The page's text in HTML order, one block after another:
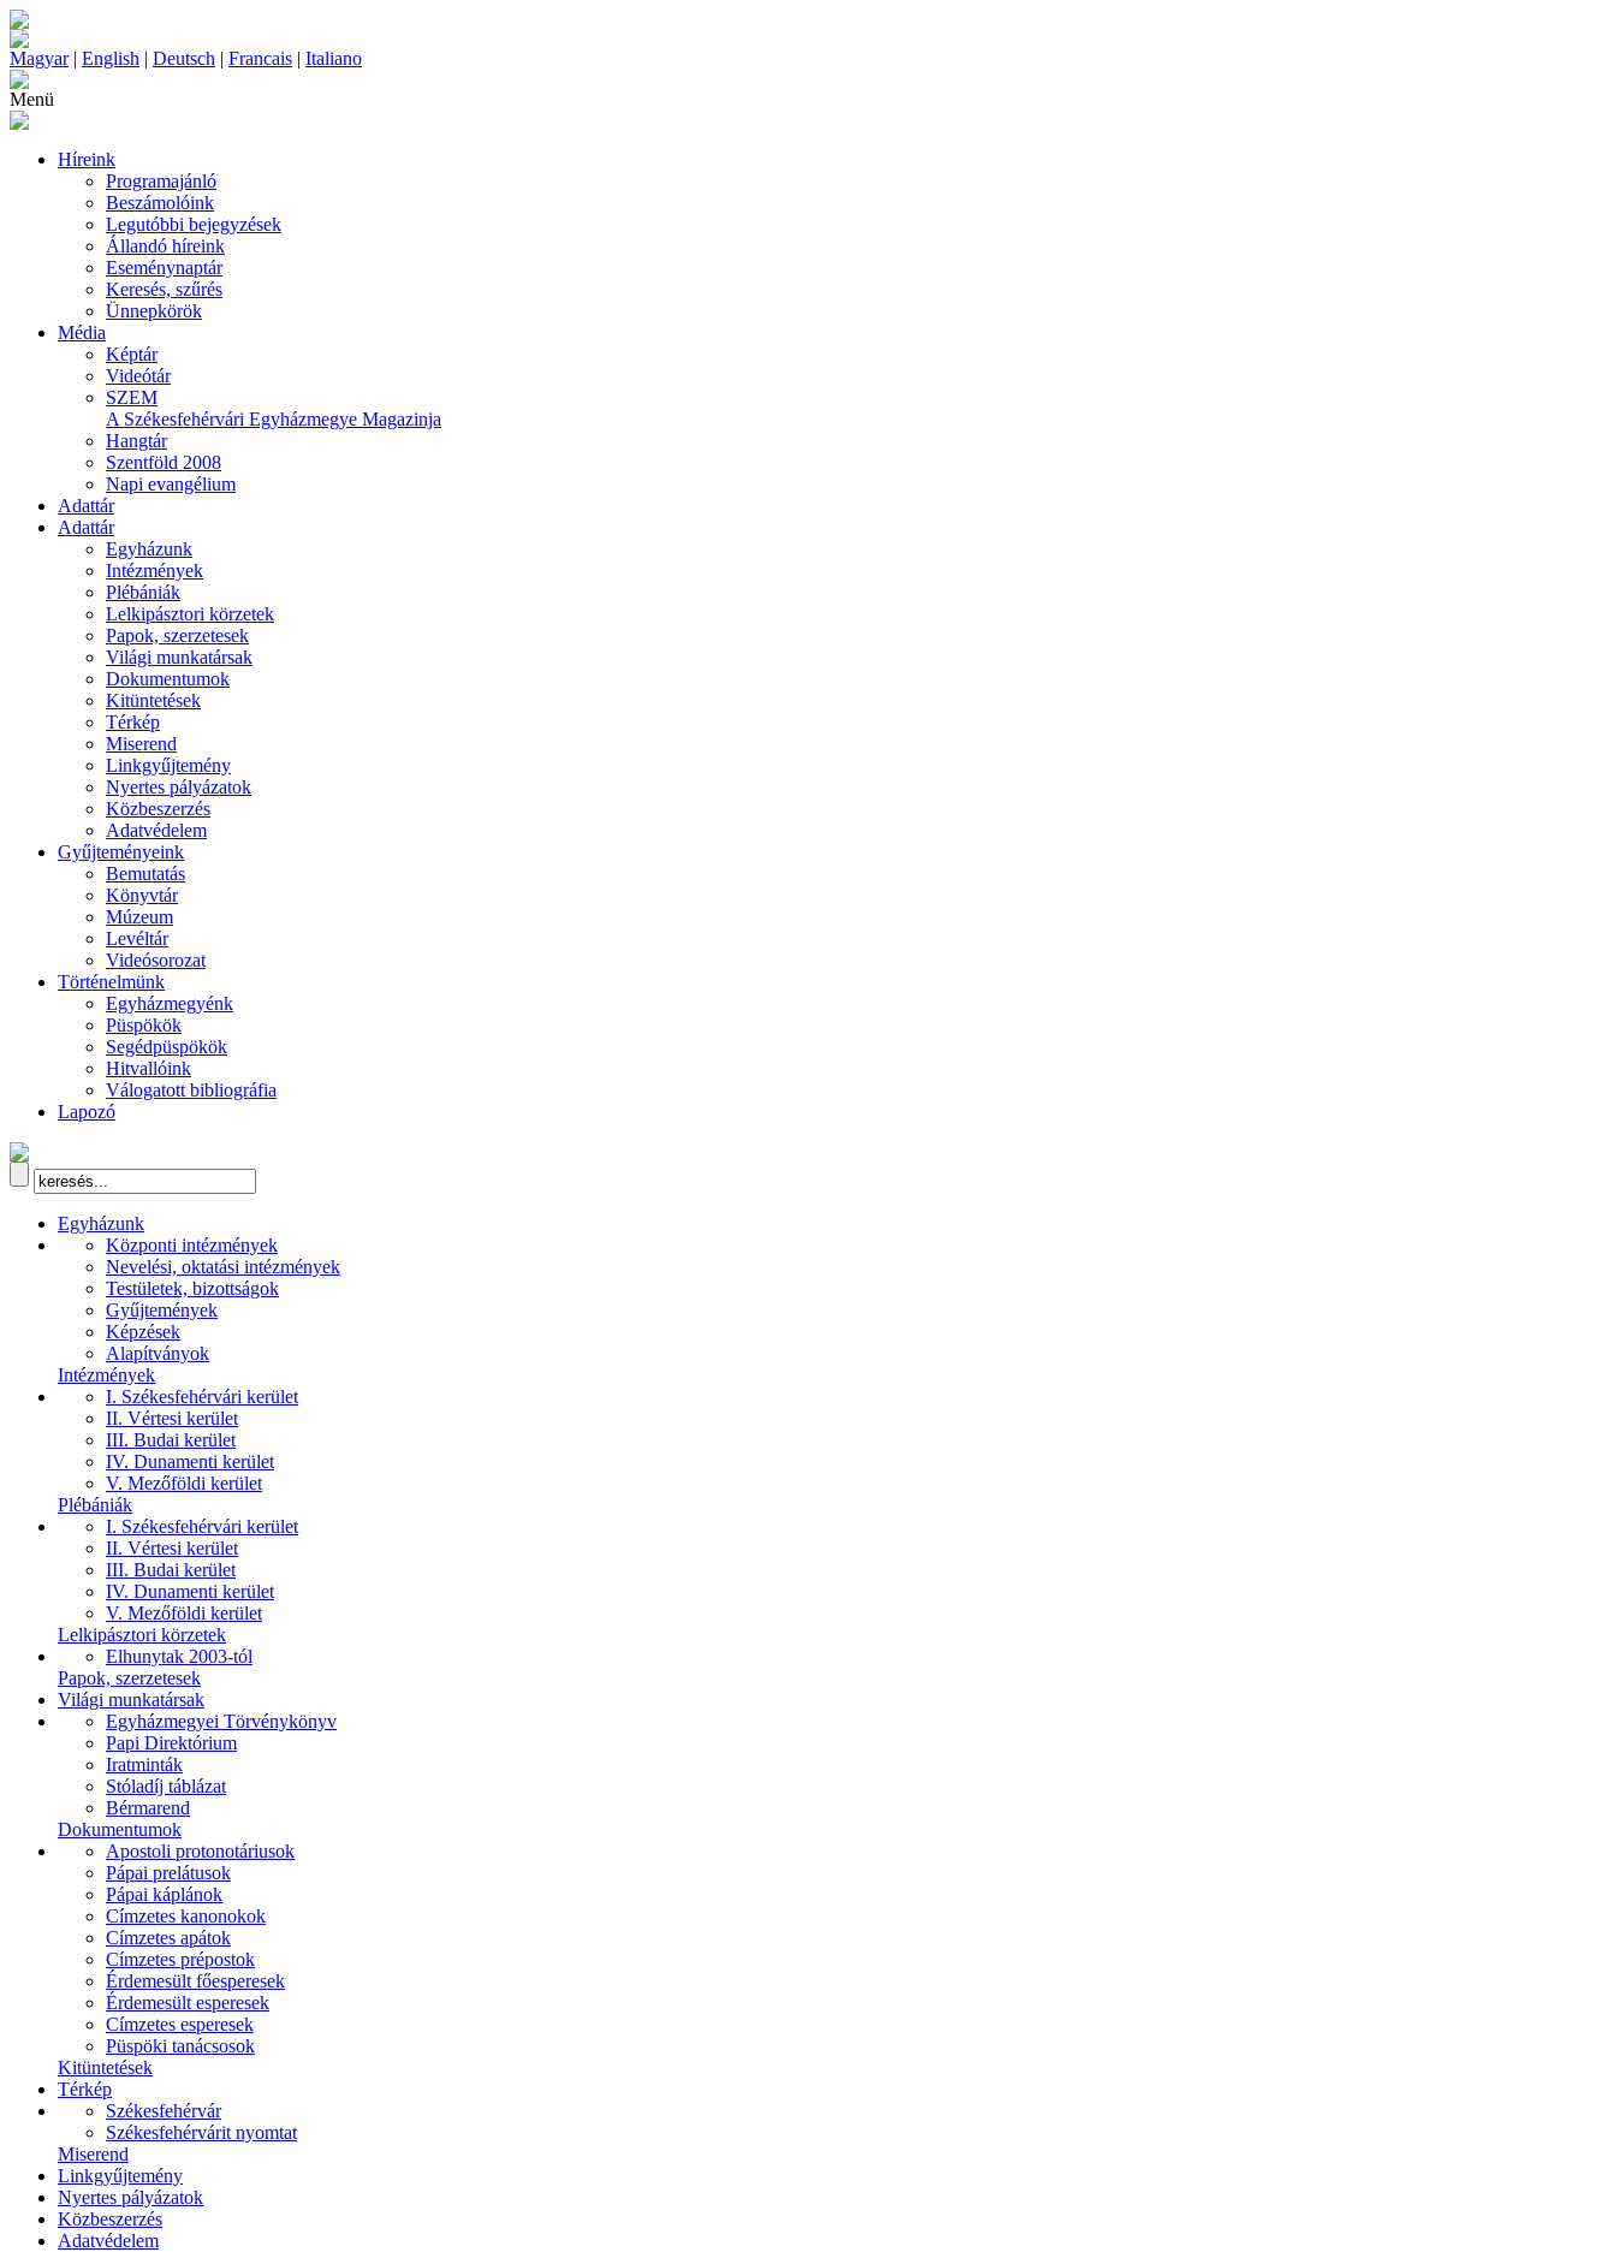
Magyar| English | Deutsch | Francais | Italiano
Menü
Híreink
Programajánló
Beszámolóink
Legutóbbi bejegyzések
Állandó híreink
Eseménynaptár
Keresés, szűrés
Ünnepkörök
Média
Képtár
Videótár
SZEM
A Székesfehérvári Egyházmegye Magazinja
Hangtár
Szentföld 2008
Napi evangélium
Adattár
Adattár
Egyházunk
Intézmények
Plébániák
Lelkipásztori körzetek
Papok, szerzetesek
Világi munkatársak
Dokumentumok
Kitüntetések
Térkép
Miserend
Linkgyűjtemény
Nyertes pályázatok
Közbeszerzés
Adatvédelem
Gyűjteményeink
Bemutatás
Könyvtár
Múzeum
Levéltár
Videósorozat
Történelmünk
Egyházmegyénk
Püspökök
Segédpüspökök
Hitvallóink
Válogatott bibliográfia
Lapozó
Egyházunk
Központi intézmények
Nevelési, oktatási intézmények
Testületek, bizottságok
Gyűjtemények
Képzések
Alapítványok
Intézmények
I. Székesfehérvári kerület
II. Vértesi kerület
III. Budai kerület
IV. Dunamenti kerület
V. Mezőföldi kerület
Plébániák
I. Székesfehérvári kerület
II. Vértesi kerület
III. Budai kerület
IV. Dunamenti kerület
V. Mezőföldi kerület
Lelkipásztori körzetek
Elhunytak 2003-tól
Papok, szerzetesek
Világi munkatársak
Egyházmegyei Törvénykönyv
Papi Direktórium
Iratminták
Stóladíj táblázat
Bérmarend
Dokumentumok
Apostoli protonotáriusok
Pápai prelátusok
Pápai káplánok
Címzetes kanonokok
Címzetes apátok
Címzetes prépostok
Érdemesült főesperesek
Érdemesült esperesek
Címzetes esperesek
Püspöki tanácsosok
Kitüntetések
Térkép
Székesfehérvár
Székesfehérvárit nyomtat
Miserend
Linkgyűjtemény
Nyertes pályázatok
Közbeszerzés
Adatvédelem